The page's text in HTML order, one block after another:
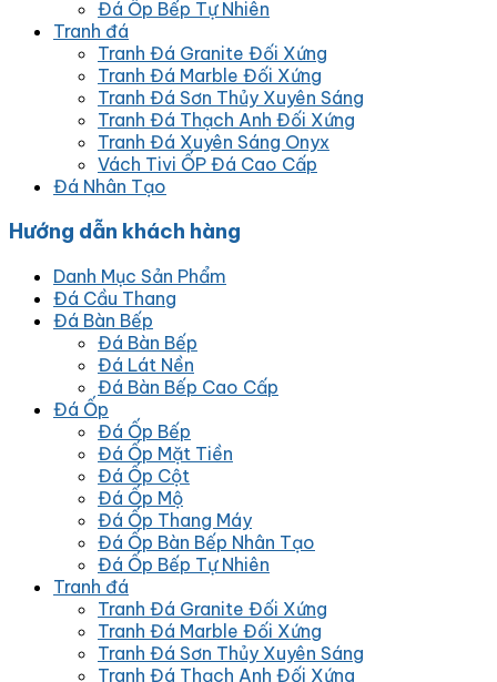
Đá Ốp Bếp Tự Nhiên
Tranh đá
Tranh Đá Granite Đối Xứng
Tranh Đá Marble Đối Xứng
Tranh Đá Sơn Thủy Xuyên Sáng
Tranh Đá Thạch Anh Đối Xứng
Tranh Đá Xuyên Sáng Onyx
Vách Tivi ỐP Đá Cao Cấp
Đá Nhân Tạo
Hướng dẫn khách hàng
Danh Mục Sản Phẩm
Đá Cầu Thang
Đá Bàn Bếp
Đá Bàn Bếp
Đá Lát Nền
Đá Bàn Bếp Cao Cấp
Đá Ốp
Đá Ốp Bếp
Đá Ốp Mặt Tiền
Đá Ốp Cột
Đá Ốp Mộ
Đá Ốp Thang Máy
Đá Ốp Bàn Bếp Nhân Tạo
Đá Ốp Bếp Tự Nhiên
Tranh đá
Tranh Đá Granite Đối Xứng
Tranh Đá Marble Đối Xứng
Tranh Đá Sơn Thủy Xuyên Sáng
Tranh Đá Thạch Anh Đối Xứng